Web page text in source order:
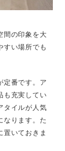
間の印象を大
すい場所でも
定番です。ア
も充実してい
タイルが人気
なります。た
いておきま